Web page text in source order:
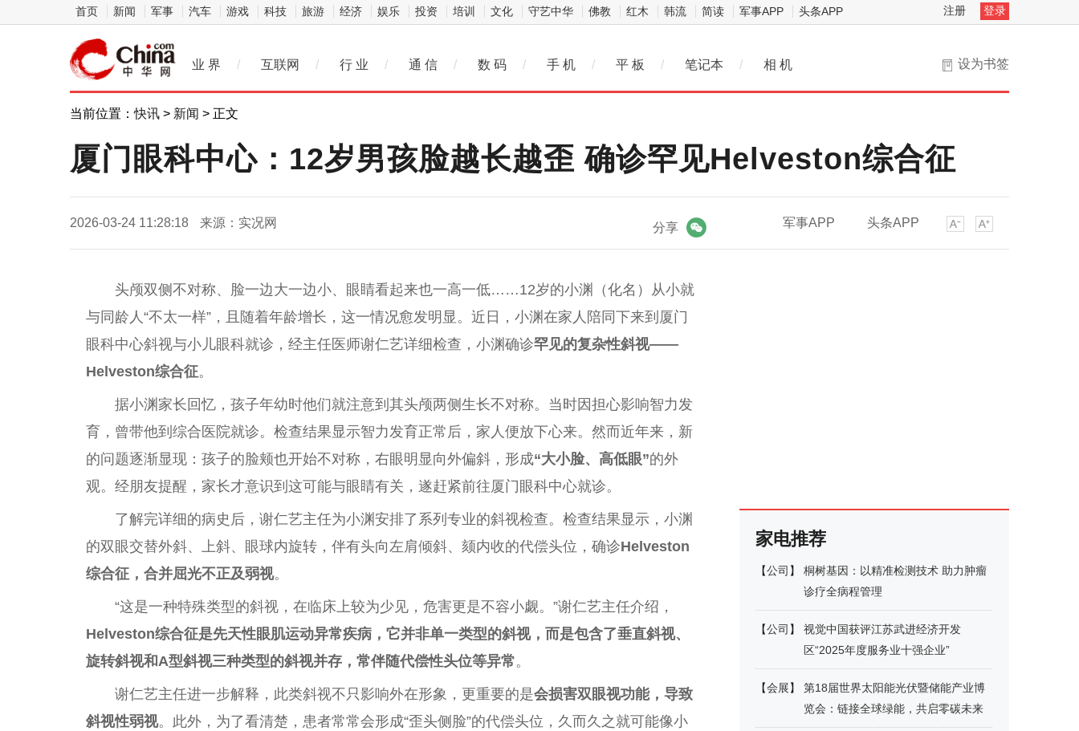
首页 新闻 军事 汽车 游戏 科技 旅游 经济 娱乐 投资 培训 文化 守艺中华 佛教 红木 韩流 简读 军事APP 头条APP 注册 登录
设为书签
业 界 / 互联网 / 行 业 / 通 信 / 数 码 / 手 机 / 平 板 / 笔记本 / 相 机
当前位置：快讯 > 新闻 > 正文
厦门眼科中心：12岁男孩脸越长越歪 确诊罕见Helveston综合征
2026-03-24 11:28:18 来源：实况网 军事APP 头条APP
分享
头颅双侧不对称、脸一边大一边小、眼睛看起来也一高一低……12岁的小渊（化名）从小就
与同龄人“不太一样”，且随着年龄增长，这一情况愈发明显。 近 日，小渊在家人陪同下来到厦门
眼科中心斜视与小儿眼科就诊，经主任医师谢仁艺详细检查，小渊确诊罕见的复杂性斜视——
Helveston综合征。
据小渊家长回忆，孩子年幼时他们就注意到其头颅两侧生长不对称。当时因担心影响智力发
育，曾带他到综合医院就诊。检查结果显示智力发育正常后，家人便放下心来。然而近年来，新
的问题逐渐显现：孩子的脸颊也开始不对称，右眼明显向外偏斜，形成“大小脸、高低眼”的外
观。经朋友提醒，家长才意识到这可能与眼睛有关，遂赶紧前往厦门眼科中心就诊。
了解完详细的病史后，谢仁艺主任为小渊安排了系列专业的斜视检查。检查结果显示，小渊
的双眼交替外斜、上斜、眼球内旋转，伴有头向左肩倾斜、颏内收的代偿头位，确诊Helveston
综合征，合并屈光不正及弱视。
“这是一种特殊类型的斜视，在临床上较为少见，危害更是不容小觑。”谢仁艺主任介绍，
Helveston综合征是先天性眼肌运动异常疾病，它并非单一类型的斜视，而是包含了垂直斜视、
旋转斜视和A型斜视三种类型的斜视并存，常伴随代偿性头位等异常。
谢仁艺主任进一步解释，此类斜视不只影响外在形象，更重要的是会损害双眼视功能，导致
斜视性弱视。此外，为了看清楚，患者常常会形成“歪头侧脸”的代偿头位，久而久之就可能像小
家电推荐
【公司 】
桐树基因：以精准检测技术 助力肿瘤
诊疗全病程管理
【公司 】
视觉中国获评江苏武进经济开发
区“2025年度服务业十强企业”
【会展】
第18届世界太阳能光伏暨储能产业博
览会：链接全球绿能，共启零碳未来